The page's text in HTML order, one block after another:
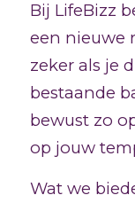
Bij LifeBizz
een nieuwe
zeker als je
bestaande
bewust zo
op jouw
Wat we